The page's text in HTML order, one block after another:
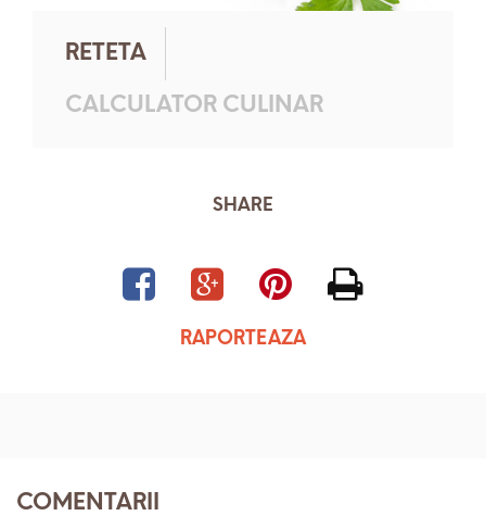
RETETA
CALCULATOR CULINAR
SHARE
RAPORTEAZA
COMENTARII